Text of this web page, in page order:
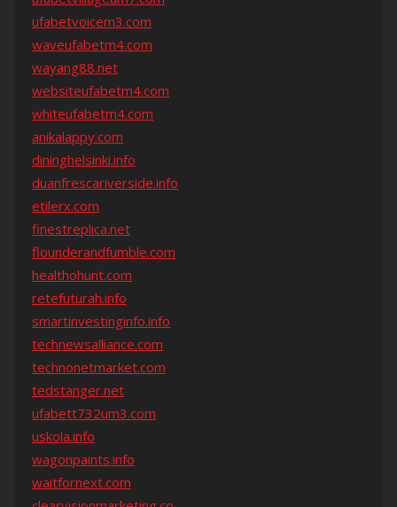
ufabetvoicem3.com
waveufabetm4.com
wayang88.net
websiteufabetm4.com
whiteufabetm4.com
anikalappy.com
dininghelsinki.info
duanfrescariverside.info
etilerx.com
finestreplica.net
flounderandfumble.com
healthohunt.com
retefuturah.info
smartinvestinginfo.info
technewsalliance.com
technonetmarket.com
tedstanger.net
ufabett732um3.com
uskola.info
wagonpaints.info
waitfornext.com